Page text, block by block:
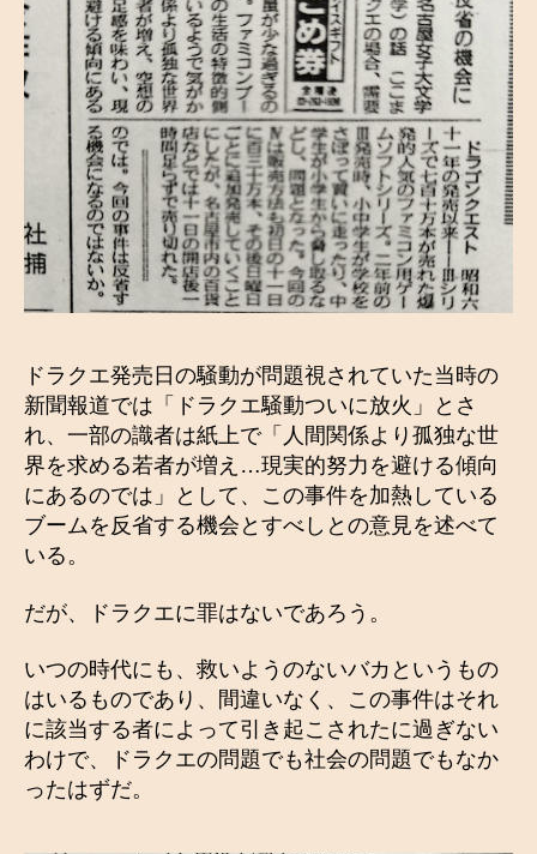
ドラクエ発売日の騒動が問題視されていた当時の
新聞報道では「ドラクエ騒動ついに放火」とさ
れ、一部の識者は紙上で「人間関係より孤独な世
界を求める若者が増え…現実的努力を避ける傾向
にあるのでは」として、この事件を加熱している
ブームを反省する機会とすべしとの意見を述べて
いる。
だが、ドラクエに罪はないであろう。
いつの時代にも、救いようのないバカというもの
はいるものであり、間違いなく、この事件はそれ
に該当する者によって引き起こされたに過ぎない
わけで、ドラクエの問題でも社会の問題でもなか
ったはずだ。